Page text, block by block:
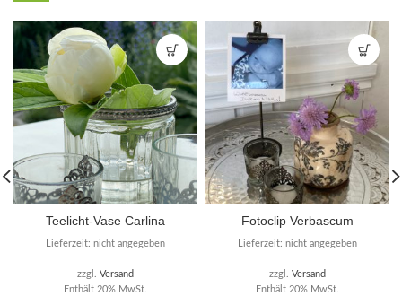
Teelicht-Vase Carlina
Enthält 20% MwSt.
zzgl. Versand
Lieferzeit: nicht angegeben
Fotoclip Verbascum
Enthält 20% MwSt.
zzgl. Versand
Lieferzeit: nicht angegeben